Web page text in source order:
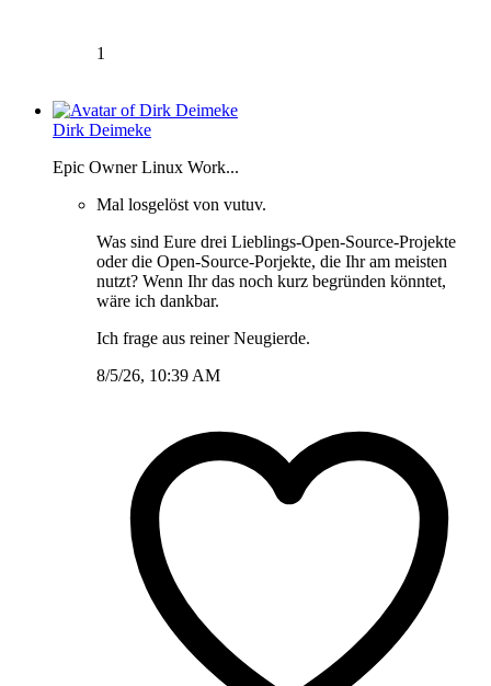
1
Dirk Deimeke
Epic Owner Linux Work...
Mal losgelöst von vutuv.
Was sind Eure drei Lieblings-Open-Source-Projekte
oder die Open-Source-Porjekte, die Ihr am meisten
nutzt? Wenn Ihr das noch kurz begründen könntet,
wäre ich dankbar.
Ich frage aus reiner Neugierde.
8/5/26, 10:39 AM